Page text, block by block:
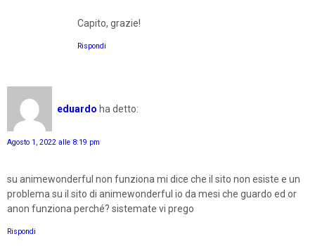
Capito, grazie!
Rispondi
eduardo ha detto:
Agosto 1, 2022 alle 8:19 pm
su animewonderful non funziona mi dice che il sito non esiste e un
problema su il sito di animewonderful io da mesi che guardo ed or
anon funziona perché? sistemate vi prego
Rispondi